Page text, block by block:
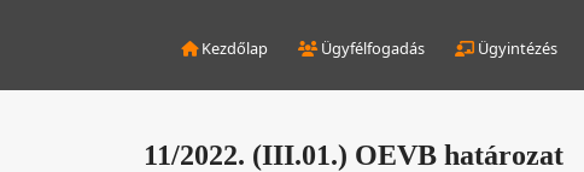
Kezdőlap Ügyfélfogadás Ügyintézés
11/2022. (III.01.) OEVB határozat